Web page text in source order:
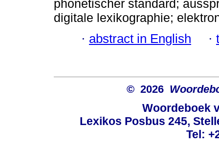
phonetischer standard;
digitale lexikographie;
· abstract in English ·
© 2026
Woordeboek
Lexikos Posbus 245,
Tel: